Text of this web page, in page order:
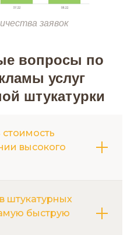
заявок
вопросы по
услуг
штукатурки
стоимость
высокого
исключают
запросы частных
подрядчиков,
штукатурных
быструю